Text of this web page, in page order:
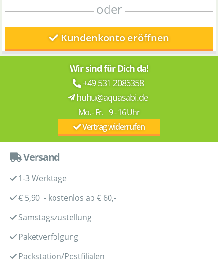
oder
Kundenkonto eröffnen
Wir sind für Dich da!
+49 531 2086358
huhu@aquasabi.de
Mo. - Fr. 9 - 16 Uhr
Vertrag widerrufen
Versand
1-3 Werktage
€ 5,90 - kostenlos ab € 60,-
Samstagszustellung
Paketverfolgung
Packstation/Postfilialen